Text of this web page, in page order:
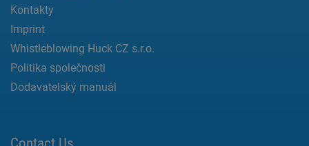
Kontakty
Imprint
Whistleblowing Huck CZ s.r.o.
Politika společnosti
Dodavatelský manuál